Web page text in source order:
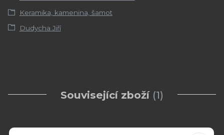
Keramika, kamenina, šamot
Dudycha Jiří
Související zboží 1